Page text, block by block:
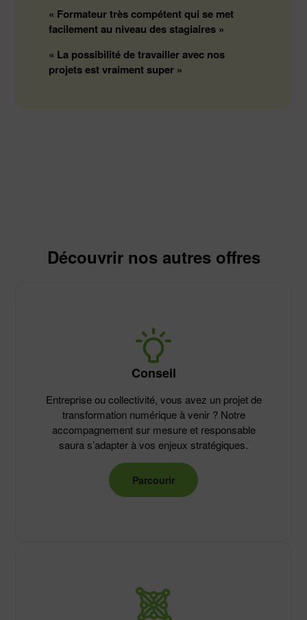
Je reconnais avoir lu et accepté l'ensemble des
générales du site.*
« Formateur très compétent qui se met
facilement au niveau des stagiaires »
« La possibilité de travailler avec nos
projets est vraiment super »
Découvrir nos autres offres
Conseil
Entreprise ou collectivité, vous avez un projet de
transformation numérique à venir ? Notre
accompagnement sur mesure et responsable
saura s’adapter à vos enjeux stratégiques.
Parcourir